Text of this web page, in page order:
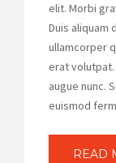
elit. Morbi
Duis aliquam
ullamcorper
erat volutpat.
augue nunc.
euismod
READ